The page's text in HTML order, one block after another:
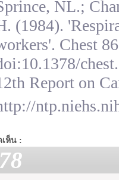
NL.;
(1984).
Chest
Report on
ห็น :